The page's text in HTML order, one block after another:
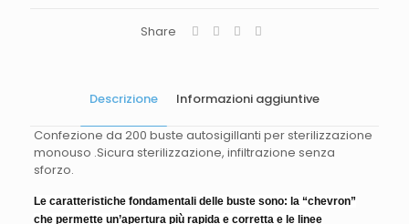
Share
Descrizione Informazioni aggiuntive
Confezione da 200 buste autosigillanti per sterilizzazione
monouso .Sicura sterilizzazione, infiltrazione senza
sforzo.
Le caratteristiche fondamentali delle buste sono: la “chevron”
che permette un’apertura più rapida e corretta e le linee